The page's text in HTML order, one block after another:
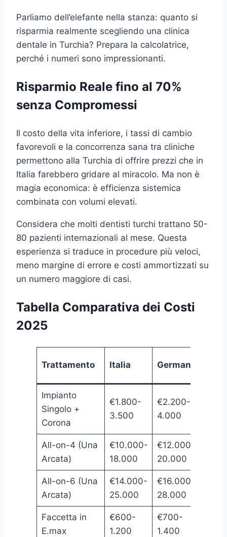
Parliamo dell’elefante nella stanza: quanto si
risparmia realmente scegliendo una clinica
dentale in Turchia? Prepara la calcolatrice,
perché i numeri sono impressionanti.
Risparmio Reale fino al 70%
senza Compromessi
Il costo della vita inferiore, i tassi di cambio
favorevoli e la concorrenza sana tra cliniche
permettono alla Turchia di offrire prezzi che in
Italia farebbero gridare al miracolo. Ma non è
magia economica: è efficienza sistemica
combinata con volumi elevati.
Considera che molti dentisti turchi trattano 50-
80 pazienti internazionali al mese. Questa
esperienza si traduce in procedure più veloci,
meno margine di errore e costi ammortizzati su
un numero maggiore di casi.
Tabella Comparativa dei Costi
2025
Trattamento Italia Germania
Impianto
Singolo +
Corona
€1.800-
3.500
€2.200-
4.000
All-on-4 (Una
Arcata)
€10.000-
18.000
€12.000-
20.000
All-on-6 (Una
Arcata)
€14.000-
25.000
€16.000-
28.000
Faccetta in
E.max
€600-
1.200
€700-
1.400